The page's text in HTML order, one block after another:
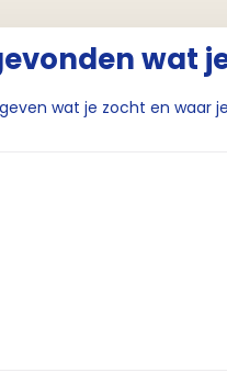
wat
wat je zocht en waar